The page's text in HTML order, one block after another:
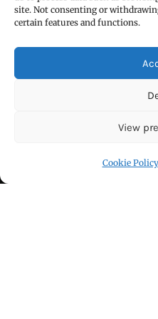
site. Not consenting or
certain features and functions.
View
Cookie Policy
Click to accept